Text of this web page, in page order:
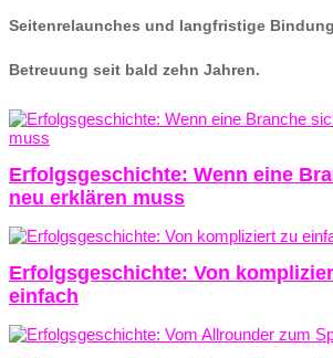
Seitenrelaunches und langfristige
Betreuung seit bald zehn Jahren.
Erfolgsgeschichte: Wenn eine
neu erklären muss
Erfolgsgeschichte: Von
einfach